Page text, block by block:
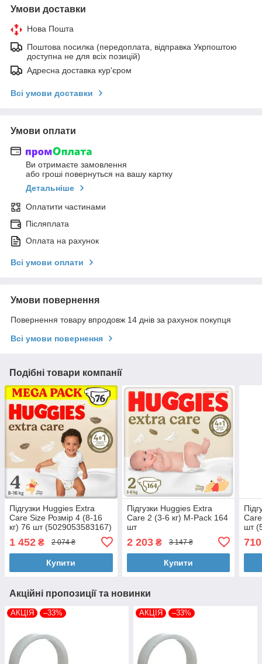
Умови доставки
Нова Пошта
Поштова посилка (передоплата, відправка Укрпоштою
доступна не для всіх позицій)
Адресна доставка кур'єром
Всі умови доставки
Умови оплати
Ви отримаєте замовлення
або гроші повернуться на вашу картку
Детальніше
Оплатити частинами
Післяплата
Оплата на рахунок
Всі умови оплати
Умови повернення
Повернення товару впродовж 14 днів за рахунок покупця
Всі умови повернення
Подібні товари компанії
Підгузки Huggies Extra
Care Size Розмір 4 (8-16
кг) 76 шт (5029053583167)
1 452 ₴ 2 074 ₴
Купити
Підгузки Huggies Extra
Care 2 (3-6 кг) M-Pack 164
шт
(5029054234778_5029053549637)
2 203₴ 3 147 ₴
Купити
шт
710
Акційні пропозиції та новинки
АКЦІЯ –33% АКЦІЯ –33%